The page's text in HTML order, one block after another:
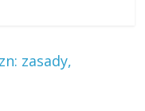
zasady,